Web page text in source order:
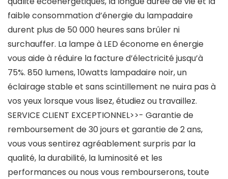
faible consommation d’énergie du lampadaire
durent plus de 50 000 heures sans brûler ni
surchauffer. La lampe à LED économe en énergie
vous aide à réduire la facture d’électricité jusqu’à
75%. 850 lumens, 10watts lampadaire noir, un
éclairage stable et sans scintillement ne nuira pas à
vos yeux lorsque vous lisez, étudiez ou travaillez.
SERVICE CLIENT EXCEPTIONNEL>>- Garantie de
remboursement de 30 jours et garantie de 2 ans,
vous vous sentirez agréablement surpris par la
qualité, la durabilité, la luminosité et les
performances ou nous vous rembourserons, toute